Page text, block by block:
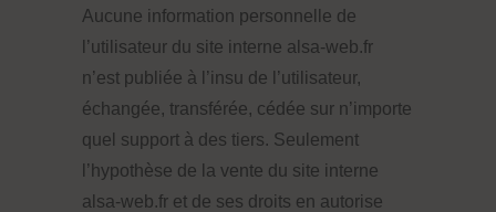
Aucune information personnelle de
l’utilisateur du site interne alsa-web.fr
n’est publiée à l’insu de l’utilisateur,
échangée, transférée, cédée sur n’importe
quel support à des tiers. Seulement
l’hypothèse de la vente du site interne
alsa-web.fr et de ses droits en autorise